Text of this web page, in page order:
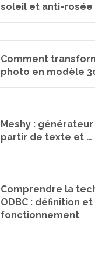
soleil et anti-rosée
Comment
photo en modèle
Meshy : générateur
partir de texte et …
Comprendre la
ODBC : définition et
fonctionnement